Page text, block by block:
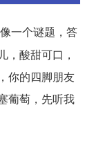
一个谜题，答
，酸甜可口，
你的四脚朋友
葡萄，先听我